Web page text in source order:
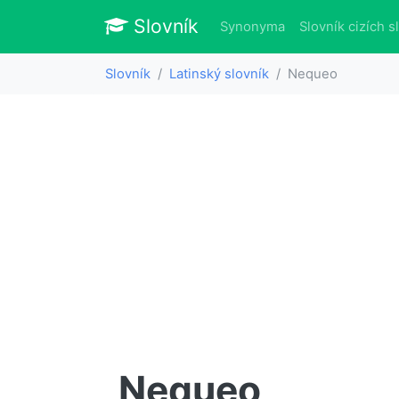
Slovník Slovník
Synonyma Slovník cizích
Slovník Latinský slovník Nequeo
Nequeo